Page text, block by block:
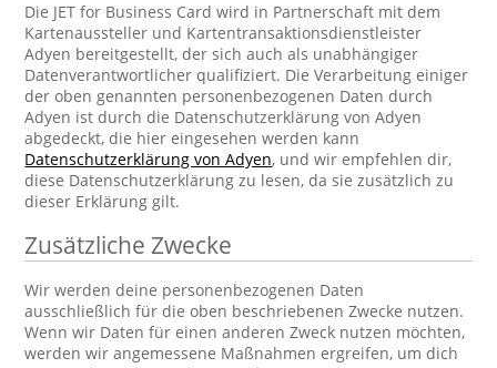
Die JET for Business Card wird in Partnerschaft mit dem
Kartenaussteller und Kartentransaktionsdienstleister
Adyen bereitgestellt, der sich auch als unabhängiger
Datenverantwortlicher qualifiziert. Die Verarbeitung einiger
der oben genannten personenbezogenen Daten durch
Adyen ist durch die Datenschutzerklärung von Adyen
abgedeckt, die hier eingesehen werden kann
Datenschutzerklärung von Adyen, und wir empfehlen dir,
diese Datenschutzerklärung zu lesen, da sie zusätzlich zu
dieser Erklärung gilt.
Zusätzliche Zwecke
Wir werden deine personenbezogenen Daten
ausschließlich für die oben beschriebenen Zwecke nutzen.
Wenn wir Daten für einen anderen Zweck nutzen möchten,
werden wir angemessene Maßnahmen ergreifen, um dich